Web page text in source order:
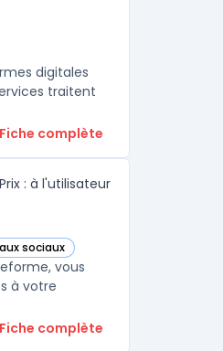
digitales
traitent
Fiche complète
Prix : à l'utilisateur
sociaux
vous
à votre
Fiche complète